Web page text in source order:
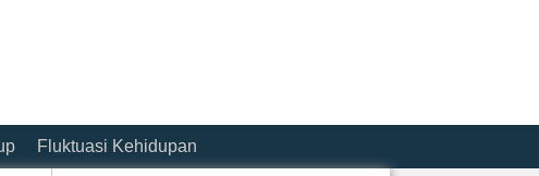
Fluktuasi Kehidupan